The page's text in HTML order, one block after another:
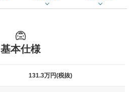
基本仕様
131.3万円(税抜)